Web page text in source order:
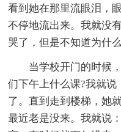
看到她在那里流眼泪，
不停地流出来。我就没
哭了，但是不知道为什
当学校开门的时候
们下午上什么课?我就
了。直到走到楼梯，她
最近老是没来。我就说